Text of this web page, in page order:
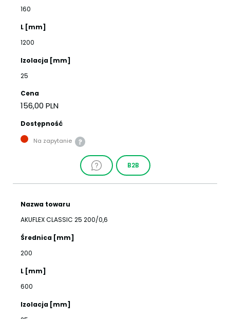
160
L [mm]
1200
Izolacja [mm]
25
Cena
156,00 PLN
Dostępność
Na zapytanie
B2B
Nazwa towaru
AKUFLEX CLASSIC 25 200/0,6
Średnica [mm]
200
L [mm]
600
Izolacja [mm]